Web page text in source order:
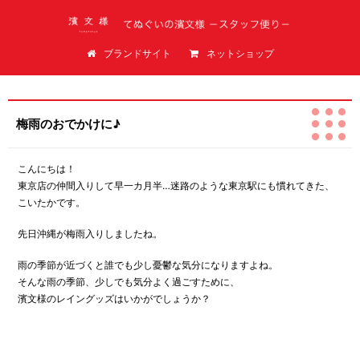
ブランドサイト ネットショップ
梅雨のおでかけに♪
こんにちは！
東京店の仲間入りして早一カ月半…迷路のような東京駅にも慣れてきた、
こいたかです。
先日沖縄が梅雨入りしましたね。
雨の季節が近づくと誰でも少し憂鬱な気分になりますよね。
そんな雨の季節、少しでも気分よく過ごすために、
濱文様のレイングッズはいかがでしょうか？